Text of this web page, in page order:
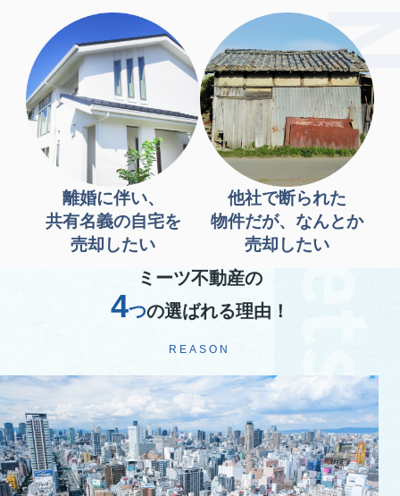
離婚に伴い、
共有名義の自宅を
売却したい
他社で断られた
物件だが、なんとか
売却したい
ミーツ不動産の
4つの選ばれる理由！
REASON